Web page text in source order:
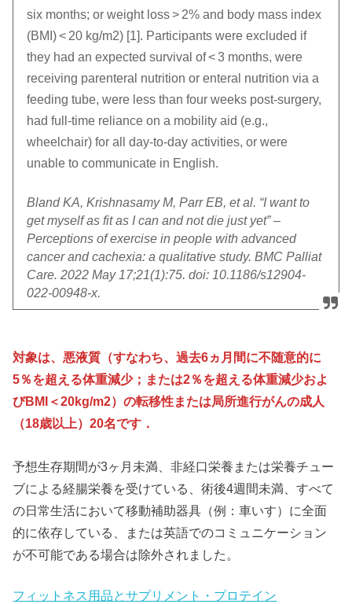
six months; or weight loss > 2% and body mass index
(BMI) < 20 kg/m2) [1]. Participants were excluded if
they had an expected survival of < 3 months, were
receiving parenteral nutrition or enteral nutrition via a
feeding tube, were less than four weeks post-surgery,
had full-time reliance on a mobility aid (e.g.,
wheelchair) for all day-to-day activities, or were
unable to communicate in English.
Bland KA, Krishnasamy M, Parr EB, et al. “I want to
get myself as fit as I can and not die just yet” –
Perceptions of exercise in people with advanced
cancer and cachexia: a qualitative study. BMC Palliat
Care. 2022 May 17;21(1):75. doi: 10.1186/s12904-
022-00948-x.
対象は、悪液質（すなわち、過去6ヵ月間に不随意的に
5％を超える体重減少；または2％を超える体重減少およ
びBMI＜20kg/m2）の転移性または局所進行がんの成人
（18歳以上）20名です．
予想生存期間が3ヶ月未満、非経口栄養または栄養チュー
ブによる経腸栄養を受けている、術後4週間未満、すべて
の日常生活において移動補助器具（例：車いす）に全面
的に依存している、または英語でのコミュニケーション
が不可能である場合は除外されました。
フィットネス用品とサプリメント・プロテイン